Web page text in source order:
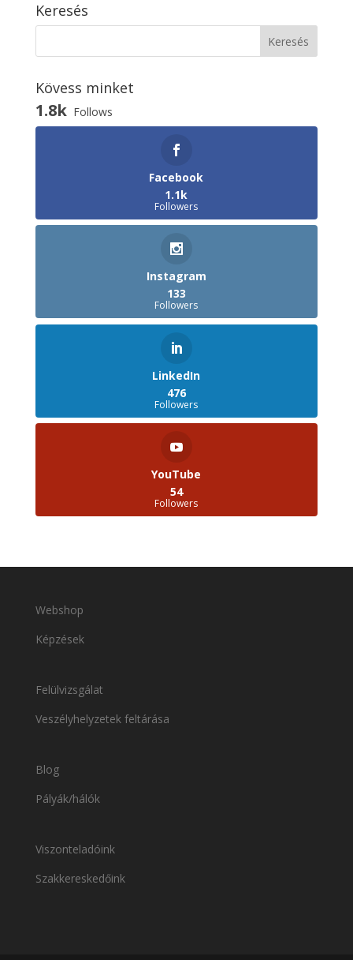
Keresés
Kövess minket
1.8k Follows
Facebook
1.1k
Followers
Instagram
133
Followers
LinkedIn
476
Followers
YouTube
54
Followers
Webshop
Képzések
Felülvizsgálat
Veszélyhelyzetek feltárása
Blog
Pályák/hálók
Viszonteladóink
Szakkereskedőink